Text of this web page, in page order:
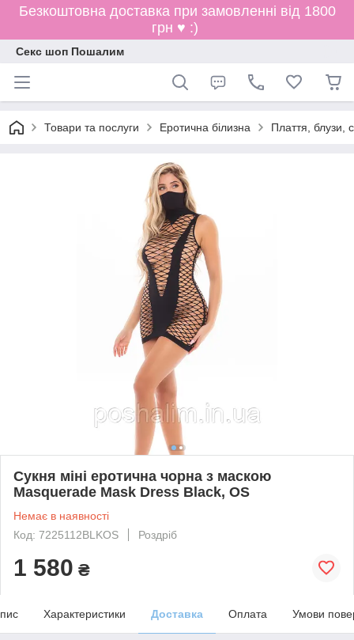
Безкоштовна доставка при замовленні від 1800
грн ♥ :)
Секс шоп Пошалим
Товари та послуги Еротична білизна Плаття, блузи,
Сукня міні еротична чорна з маскою
Masquerade Mask Dress Black, OS
Немає в наявності
Код: 7225112BLKOS
Роздріб
1 580 ₴
Характеристики Доставка Оплата Умови